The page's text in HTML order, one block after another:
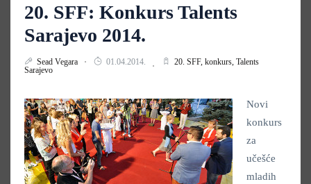
20. SFF: Konkurs Talents
Sarajevo 2014.
Sead Vegara 01.04.2014. 20. SFF, konkurs, Talents
Sarajevo
Novi
konkurs
za
učešće
mladih